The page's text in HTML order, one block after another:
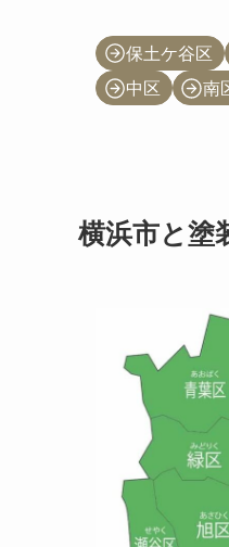
保土ケ谷区
中区
南
横浜市と塗